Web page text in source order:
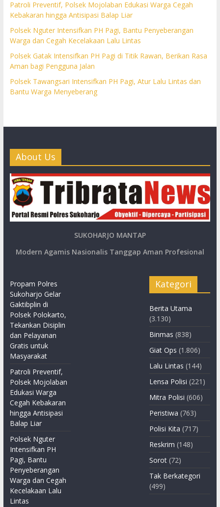
Patroli Preventif, Polsek Mojolaban Edukasi Warga Cegah
Kebakaran hingga Antisipasi Balap Liar
Polsek Nguter Intensifkan PH Pagi, Bantu Penyeberangan
Warga dan Cegah Kecelakaan Lalu Lintas
Polsek Gatak Intensifkan PH Pagi di Titik Rawan, Berikan Rasa
Aman bagi Pengguna Jalan
Polsek Tawangsari Intensifkan PH Pagi, Atur Lalu Lintas dan
Bantu Warga Menyeberang
About Us
SUKOHARJO MANTAP
Modern Agamis Nasionalis Tanggap Aman Profesional
Propam Polres
Sukoharjo Gelar
Gaktibplin di
Polsek Polokarto,
Tekankan Disiplin
dan Pelayanan
Gratis untuk
Masyarakat
Patroli Preventif,
Polsek Mojolaban
Edukasi Warga
Cegah Kebakaran
hingga Antisipasi
Balap Liar
Polsek Nguter
Intensifkan PH
Pagi, Bantu
Penyeberangan
Warga dan Cegah
Kecelakaan Lalu
Lintas
Kategori
Berita Utama
(3.130)
Binmas (838)
Giat Ops (1.806)
Lalu Lintas (144)
Lensa Polisi (221)
Mitra Polisi (606)
Peristiwa (763)
Polisi Kita (717)
Reskrim (148)
Sorot (72)
Tak Berkategori
(499)